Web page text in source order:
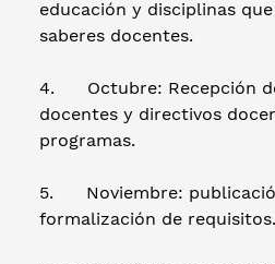
educación y disciplinas
saberes docentes.
4. Octubre: Recepción
docentes y directivos
programas.
5. Noviembre:
formalización de requisitos.